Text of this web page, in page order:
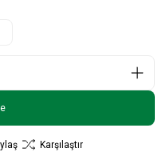
Karşılaştır